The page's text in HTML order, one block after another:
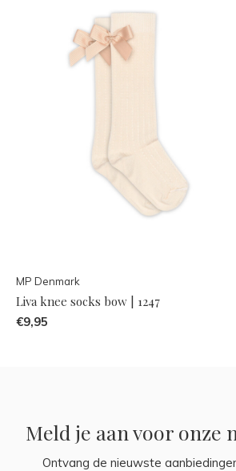
MP Denmark
Liva knee socks bow | 1247
€9,95
Meld je aan voor onze
Ontvang de nieuwste